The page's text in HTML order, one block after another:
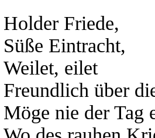
Holder Friede,
Süße Eintracht,
Weilet, eilet
Freundlich über
Möge nie der Tag